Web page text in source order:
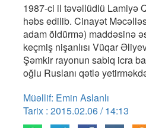
1987-ci il təvəllüdlü Lamiyə
həbs edilib. Cinayət
adam öldürmə) maddəsinə
keçmiş nişanlısı Vüqar
Şəmkir rayonun sabiq icra
oğlu Ruslanı qətlə
Müəllif: Emin Aslanlı
Tarix : 2015.02.06 / 14:13